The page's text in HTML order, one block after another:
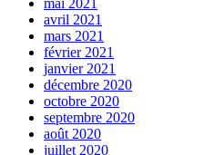
mai 2021
avril 2021
mars 2021
février 2021
janvier 2021
décembre 2020
octobre 2020
septembre 2020
août 2020
juillet 2020